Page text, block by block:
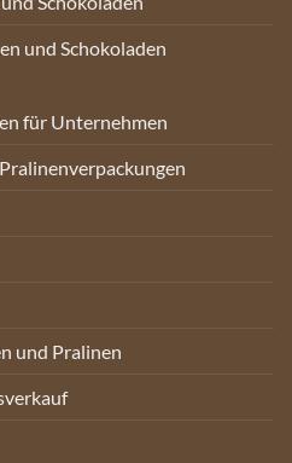
und Schokoladen
für Unternehmen
und Pralinen